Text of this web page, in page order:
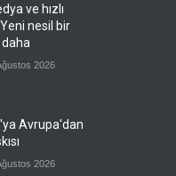
ve hızlı
nesil bir
2026
Avrupa'dan
2026